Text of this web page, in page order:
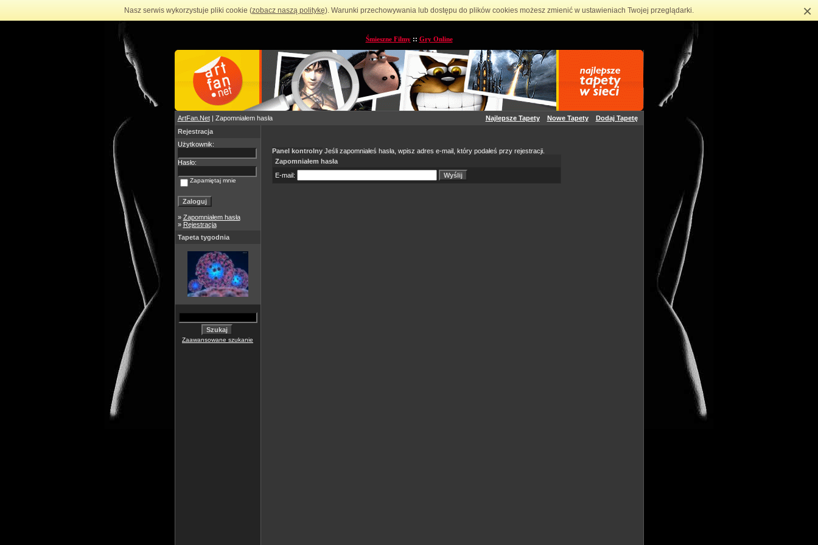
Nasz serwis wykorzystuje pliki cookie (zobacz naszą politykę). Warunki przechowywania lub dostępu do plików cookies możesz zmienić w ustawieniach Twojej przeglądarki. ×
Śmieszne Filmy:: Gry Online
ArtFan.Net| Zapomniałem hasła Najlepsze Tapety Nowe Tapety
Dodaj Tapetę
Rejestracja
Użytkownik:
Hasło:
Zapamiętaj mnie
» Zapomniałem hasła
» Rejestracja
Tapeta tygodnia
Zaawansowane szukanie
Panel kontrolnyJeśli zapomniałeś hasła, wpisz adres e-mail, który podałeś przy rejestracji.
Zapomniałem hasła
E-mail: